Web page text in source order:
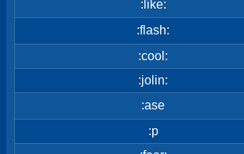
:like:
:flash:
:cool:
:jolin:
:ase
:p